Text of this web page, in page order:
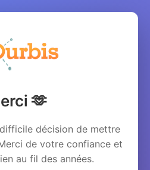
🫶
décision de mettre
de votre confiance et
au fil des années.